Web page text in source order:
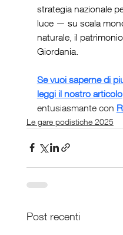
strategia nazionale
luce — su scala
naturale, il
Giordania.
Se vuoi saperne di
leggi il nostro articolo
entusiasmante con
Le gare podistiche 2025
Post recenti